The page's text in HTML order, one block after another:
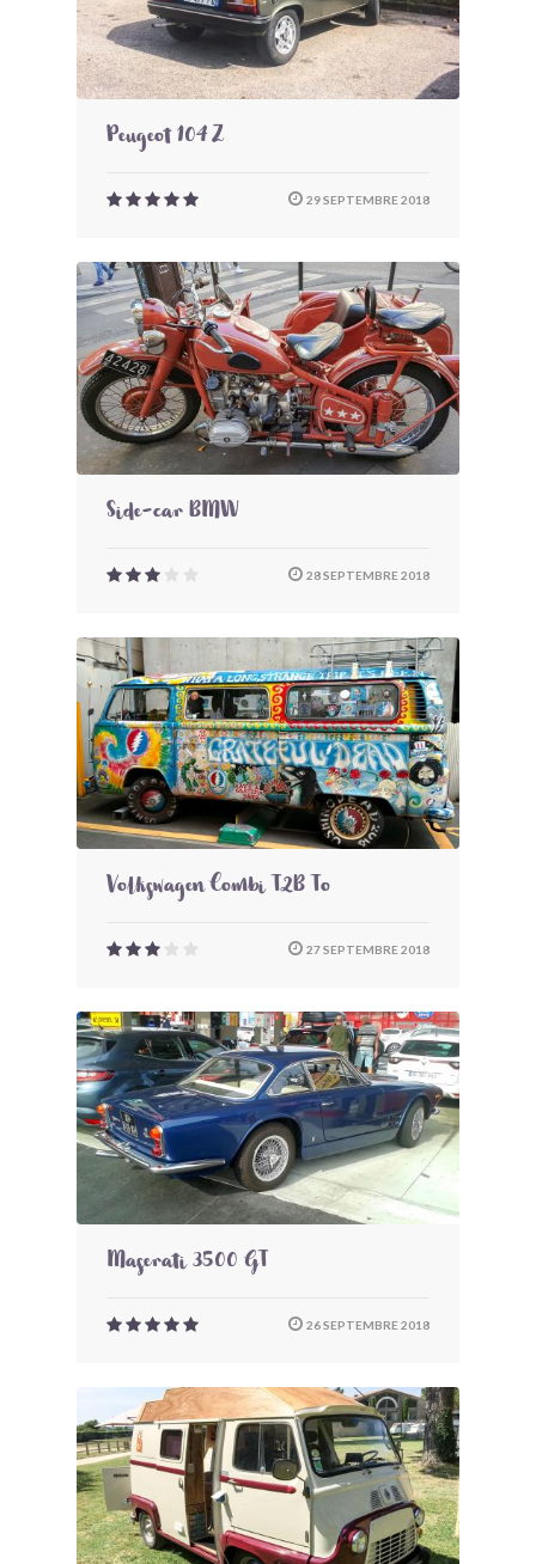
Peugeot 104 Z
29 SEPTEMBRE 2018
Side-car BMW
28 SEPTEMBRE 2018
Volkswagen Combi T2B To
27 SEPTEMBRE 2018
Maserati 3500 GT
26 SEPTEMBRE 2018